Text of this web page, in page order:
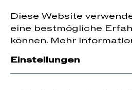
springen
auf die erste Bestellung
Diese Website
eine bestmögliche
können. Mehr
Einstellungen